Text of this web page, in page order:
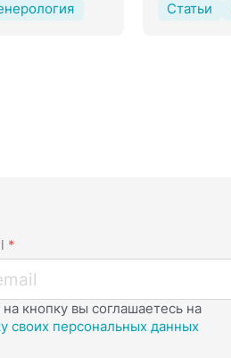
Статьи
*
кнопку вы соглашаетесь на
своих персональных данных